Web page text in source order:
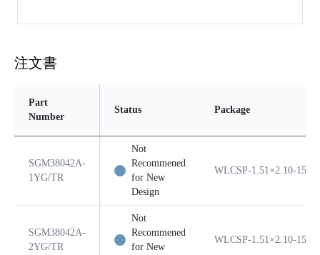
注文書
Part
Number
Status Package
SGM38042A-
1YG/TR
Not
Recommened
for New
Design
WLCSP-1.51×2.10-15B
SGM38042A-
2YG/TR
Not
Recommened
for New
WLCSP-1.51×2.10-15B